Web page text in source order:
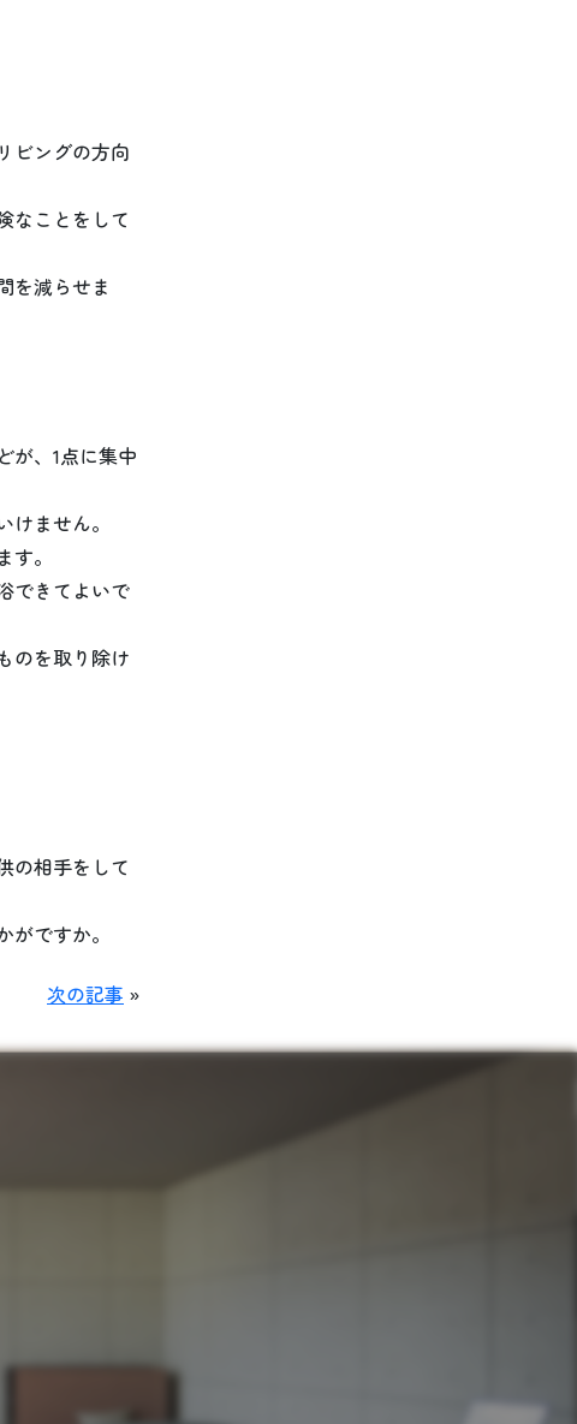
ビングの方向
なことをして
を減らせま
が、1点に集中
ません。
。
できてよいで
のを取り除け
の相手をして
ですか。
次の記事 »